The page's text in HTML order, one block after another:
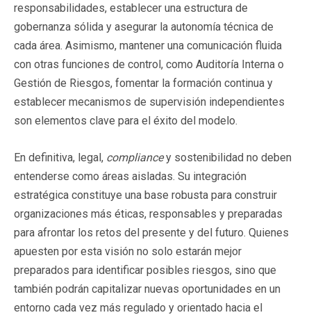
responsabilidades, establecer una estructura de
gobernanza sólida y asegurar la autonomía técnica de
cada área. Asimismo, mantener una comunicación fluida
con otras funciones de control, como Auditoría Interna o
Gestión de Riesgos, fomentar la formación continua y
establecer mecanismos de supervisión independientes
son elementos clave para el éxito del modelo.
En definitiva, legal, compliancey sostenibilidad no deben
entenderse como áreas aisladas. Su integración
estratégica constituye una base robusta para construir
organizaciones más éticas, responsables y preparadas
para afrontar los retos del presente y del futuro. Quienes
apuesten por esta visión no solo estarán mejor
preparados para identificar posibles riesgos, sino que
también podrán capitalizar nuevas oportunidades en un
entorno cada vez más regulado y orientado hacia el